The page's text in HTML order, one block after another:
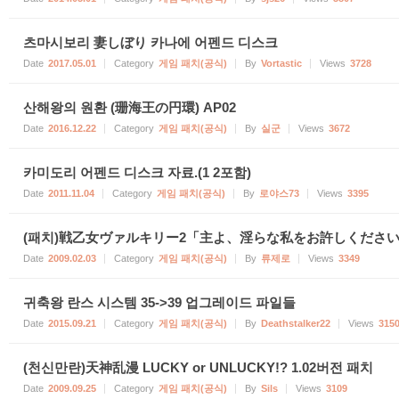
츠마시보리 妻しぼり 카나에 어펜드 디스크
Date 2017.05.01 Category 게임 패치(공식) By Vortastic Views 3728
산해왕의 원환 (珊海王の円環) AP02
Date 2016.12.22 Category 게임 패치(공식) By 실군 Views 3672
카미도리 어펜드 디스크 자료.(1 2포함)
Date 2011.11.04 Category 게임 패치(공식) By 로야스73 Views 3395
(패치)戦乙女ヴァルキリー2「主よ、淫らな私をお許しくださ
Date 2009.02.03 Category 게임 패치(공식) By 류제로 Views 3349
귀축왕 란스 시스템 35->39 업그레이드 파일들
Date 2015.09.21 Category 게임 패치(공식) By Deathstalker22 Views 3150
(천신만란)天神乱漫 LUCKY or UNLUCKY!? 1.02버전 패치
Date 2009.09.25 Category 게임 패치(공식) By Sils Views 3109